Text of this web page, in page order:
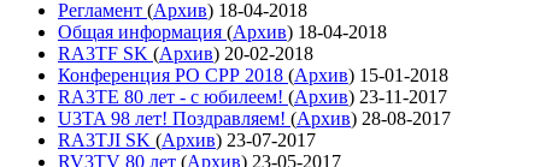
Регламент (Архив) 18-04-2018
Общая информация (Архив) 18-04-2018
RA3TF SK (Архив) 20-02-2018
Конференция РО СРР 2018 (Архив) 15-01-2018
RA3TE 80 лет - с юбилеем! (Архив) 23-11-2017
U3TA 98 лет! Поздравляем! (Архив) 28-08-2017
RA3TJI SK (Архив) 23-07-2017
RV3TV 80 лет (Архив) 23-05-2017